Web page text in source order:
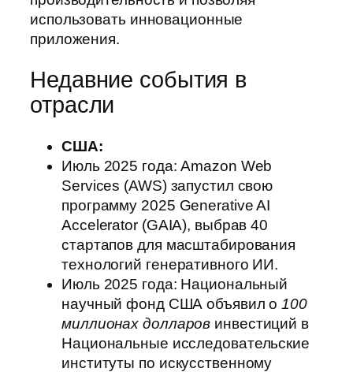
использовать инновационные
приложения.
Недавние события в
отрасли
США:
Июль 2025 года: Amazon Web
Services (AWS) запустил свою
программу 2025 Generative AI
Accelerator (GAIA), выбрав 40
стартапов для масштабирования
технологий генеративного ИИ.
Июль 2025 года: Национальный
научный фонд США объявил о100
миллионах долларов инвестиций в
Национальные исследовательские
институты по искусственному